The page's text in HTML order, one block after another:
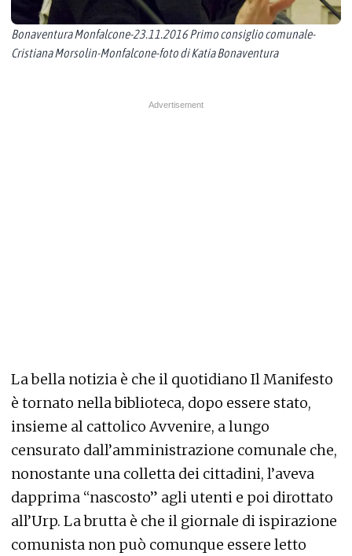
Bonaventura Monfalcone-23.11.2016 Primo consiglio comunale-
Cristiana Morsolin-Monfalcone-foto di Katia Bonaventura
La bella notizia è che il quotidiano Il Manifesto
è tornato nella biblioteca, dopo essere stato,
insieme al cattolico Avvenire, a lungo
censurato dall’amministrazione comunale che,
nonostante una colletta dei cittadini, l’aveva
dapprima “nascosto” agli utenti e poi dirottato
all’Urp. La brutta è che il giornale di ispirazione
comunista non può comunque essere letto